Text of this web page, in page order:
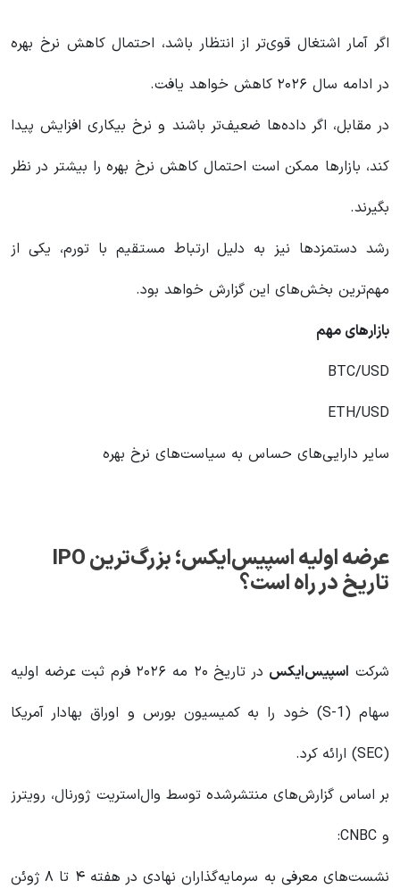
اگر آمار اشتغال قوی‌تر از انتظار باشد، احتمال کاهش نرخ بهره
در ادامه سال ۲۰۲۶ کاهش خواهد یافت.
در مقابل، اگر داده‌ها ضعیف‌تر باشند و نرخ بیکاری افزایش پیدا
کند، بازارها ممکن است احتمال کاهش نرخ بهره را بیشتر در نظر
بگیرند.
رشد دستمزدها نیز به دلیل ارتباط مستقیم با تورم، یکی از
مهم‌ترین بخش‌های این گزارش خواهد بود.
بازارهای مهم
BTC/USD
ETH/USD
سایر دارایی‌های حساس به سیاست‌های نرخ بهره
عرضه اولیه اسپیس‌ایکس؛ بزرگ‌ترین
تاریخ در راه است؟
شرکت اسپیس‌ایکس
در تاریخ ۲۰ مه ۲۰۲۶ فرم ثبت عرضه اولیه
سهام (S-1) خود را به کمیسیون بورس و اوراق بهادار آمریکا
(SEC) ارائه کرد.
بر اساس گزارش‌های منتشرشده توسط وال‌استریت ژورنال، رویترز
و CNBC:
نشست‌های معرفی به سرمایه‌گذاران نهادی در هفته ۴ تا ۸ ژوئن